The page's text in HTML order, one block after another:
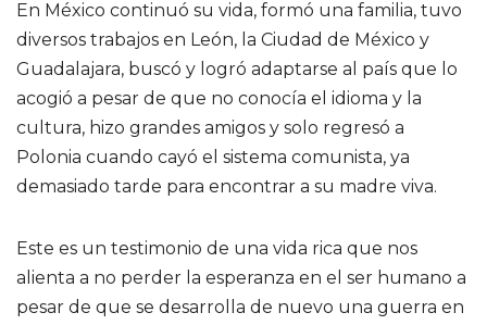
En México continuó su vida, formó una familia, tuvo
diversos trabajos en León, la Ciudad de México y
Guadalajara, buscó y logró adaptarse al país que lo
acogió a pesar de que no conocía el idioma y la
cultura, hizo grandes amigos y solo regresó a
Polonia cuando cayó el sistema comunista, ya
demasiado tarde para encontrar a su madre viva.
Este es un testimonio de una vida rica que nos
alienta a no perder la esperanza en el ser humano a
pesar de que se desarrolla de nuevo una guerra en